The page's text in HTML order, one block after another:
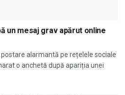
un mesaj grav apărut online
alarmantă pe rețelele sociale
o anchetă după apariția unei